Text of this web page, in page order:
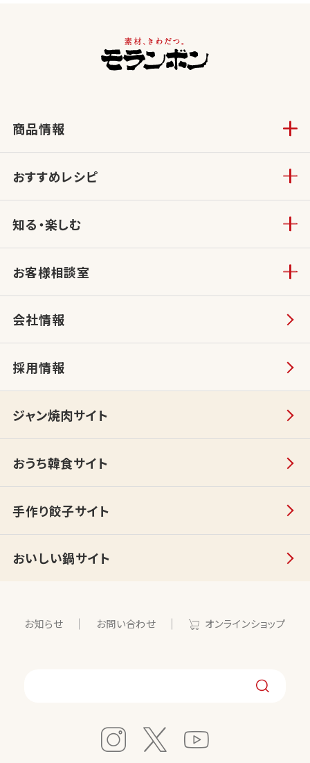
商品情報
おすすめレシピ
知る・楽しむ
お客様相談室
会社情報
採用情報
ジャン焼肉サイト
おうち韓食サイト
手作り餃子サイト
おいしい鍋サイト
お知らせ お問い合わせ オンラインショップ